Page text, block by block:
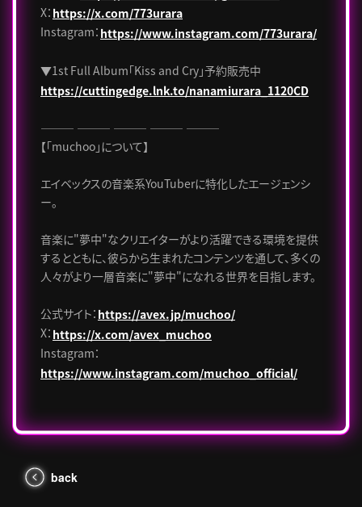
X： https://x.com/773urara
Instagram： https://www.instagram.com/773urara/
▼1st Full Album「Kiss and Cry」予約販売中
https://cuttingedge.lnk.to/nanamiurara_1120CD
――― ――― ――― ――― ―――
【「muchoo」について】
エイベックスの音楽系YouTuberに特化したエージェンシ
ー。
音楽に"夢中"なクリエイターがより活躍できる環境を提供
するとともに、彼らから生まれたコンテンツを通して、多くの
人々がより一層音楽に"夢中"になれる世界を目指します。
公式サイト： https://avex.jp/muchoo/
X： https://x.com/avex_muchoo
Instagram：
https://www.instagram.com/muchoo_official/
back